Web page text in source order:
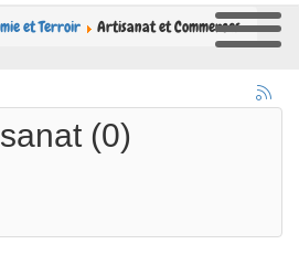
et Terroir Artisanat et Commerces
(0)